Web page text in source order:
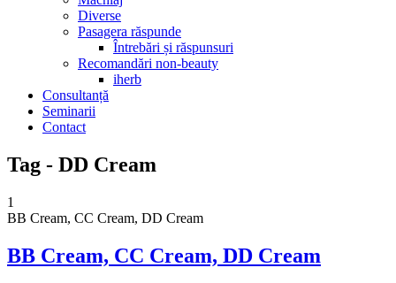
Diverse
Pasagera răspunde
Întrebări și răspunsuri
Recomandări non-beauty
iherb
Consultanță
Seminarii
Contact
Tag - DD Cream
1
BB Cream, CC Cream, DD Cream
BB Cream, CC Cream, DD Cream